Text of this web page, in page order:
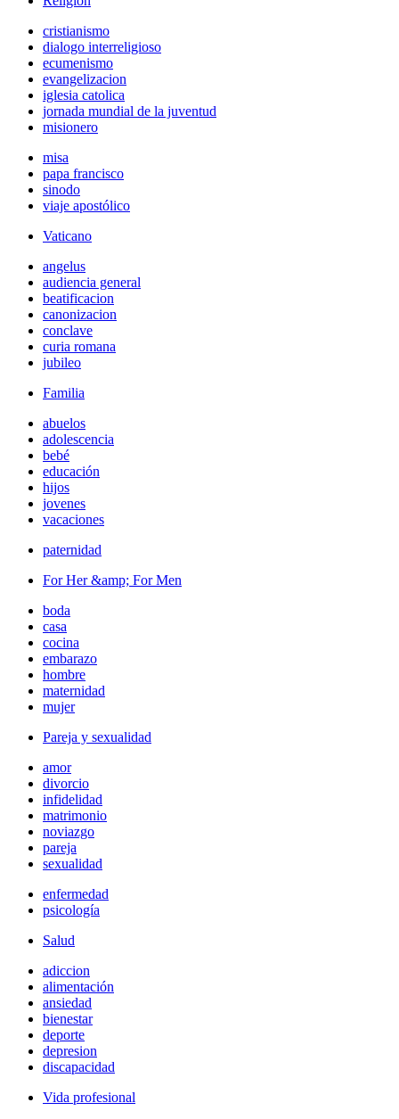
cristianismo
dialogo interreligioso
ecumenismo
evangelizacion
iglesia catolica
jornada mundial de la juventud
misionero
misa
papa francisco
sinodo
viaje apostólico
Vaticano
angelus
audiencia general
beatificacion
canonizacion
conclave
curia romana
jubileo
Familia
abuelos
adolescencia
bebé
educación
hijos
jovenes
vacaciones
paternidad
For Her &amp; For Men
boda
casa
cocina
embarazo
hombre
maternidad
mujer
Pareja y sexualidad
amor
divorcio
infidelidad
matrimonio
noviazgo
pareja
sexualidad
enfermedad
psicología
Salud
adiccion
alimentación
ansiedad
bienestar
deporte
depresion
discapacidad
Vida profesional